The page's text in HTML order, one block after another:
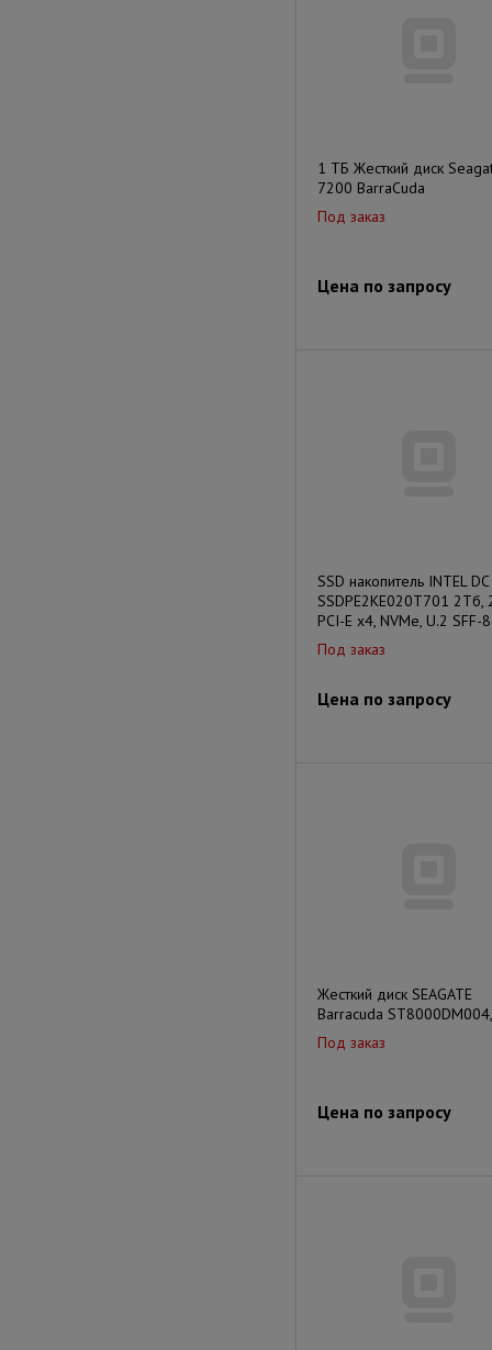
1 ТБ Жесткий диск
7200 BarraCuda
Под заказ
Цена по запросу
SSD накопитель INTEL
SSDPE2KE020T701 2Тб,
PCI-E x4, NVMe, U.2 SFF-
Под заказ
Цена по запросу
Жесткий диск SEAGATE
Barracuda
Под заказ
Цена по запросу